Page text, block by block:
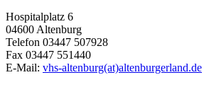
Hospitalplatz 6
04600 Altenburg
Telefon 03447 507928
Fax 03447 551440
E-Mail: vhs-altenburg(at)altenburgerland.de